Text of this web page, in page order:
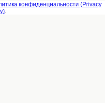
конфиденциальности (Privacy